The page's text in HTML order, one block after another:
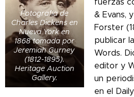
Fotografía de
Charles Dickens en
Nueva York en
1868 tomada por
Jeremiah Gurney
(1812-1895).
Heritage Auction
Gallery.
fuerzas
& Evans,
Forster
publicar
Words.
editor y
un
en el